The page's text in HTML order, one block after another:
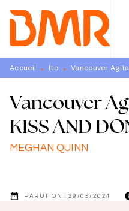
MENU RECHERCHE
PIED DE PAGE
Accueil • Ito • Vancouver
Vancouver
KISS AND
MEGHAN QUINN
date_range PARUTION : 29/05/2024